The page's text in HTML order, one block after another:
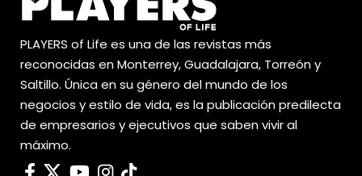
PLAYERS of Life es una de las revistas más
reconocidas en Monterrey, Guadalajara, Torreón y
Saltillo. Única en su género del mundo de los
negocios y estilo de vida, es la publicación predilecta
de empresarios y ejecutivos que saben vivir al
máximo.